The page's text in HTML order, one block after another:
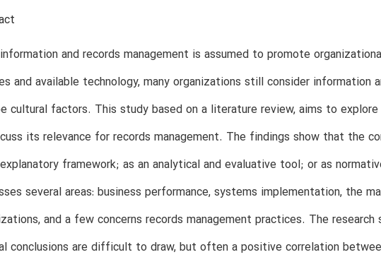
and records management is assumed to promote
and available technology, many organizations still consider information
cultural factors. This study based on a literature review, aims to
its relevance for records management. The findings show that the
framework; as an analytical and evaluative tool; or as
several areas: business performance, systems implementation, the
and a few concerns records management practices. The
conclusions are difficult to draw, but often a positive correlation